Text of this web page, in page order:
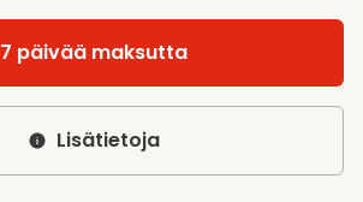
7 päivää maksutta
Lisätietoja